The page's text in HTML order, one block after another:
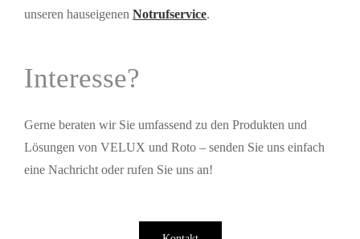
unseren hauseigenen Notrufservice.
Interesse?
Gerne beraten wir Sie umfassend zu den Produkten und
Lösungen von VELUX und Roto – senden Sie uns einfach
eine Nachricht oder rufen Sie uns an!